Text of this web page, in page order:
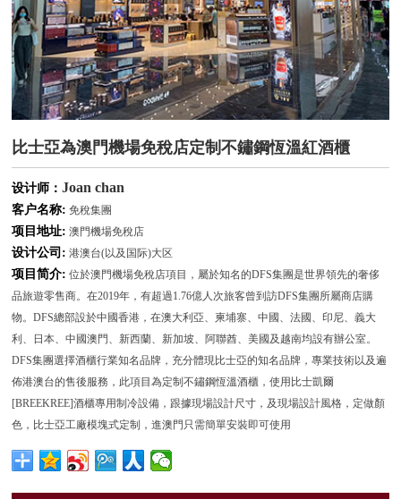
比士亞為澳門機場免稅店定制不鏽鋼恆溫紅酒櫃
设计师： Joan chan
客户名称: 免稅集團
项目地址: 澳門機場免稅店
设计公司: 港澳台(以及国际)大区
项目简介: 位於澳門機場免稅店項目，屬於知名的DFS集團是世界領先的奢侈
品旅遊零售商。在2019年，有超過1.76億人次旅客曾到訪DFS集團所屬商店購
物。DFS總部設於中國香港，在澳大利亞、柬埔寨、中國、法國、印尼、義大
利、日本、中國澳門、新西蘭、新加坡、阿聯酋、美國及越南均設有辦公室。
DFS集團選擇酒櫃行業知名品牌，充分體現比士亞的知名品牌，專業技術以及遍
佈港澳台的售後服務，此項目為定制不鏽鋼恆溫酒櫃，使用比士凱爾
[BREEKREE]酒櫃專用制冷設備，跟據現場設計尺寸，及現場設計風格，定做顏
色，比士亞工廠模塊式定制，進澳門只需簡單安裝即可使用